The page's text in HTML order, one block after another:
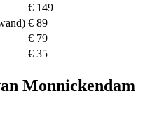
€ 149
€ 89
€ 79
€ 35
Monnickendam